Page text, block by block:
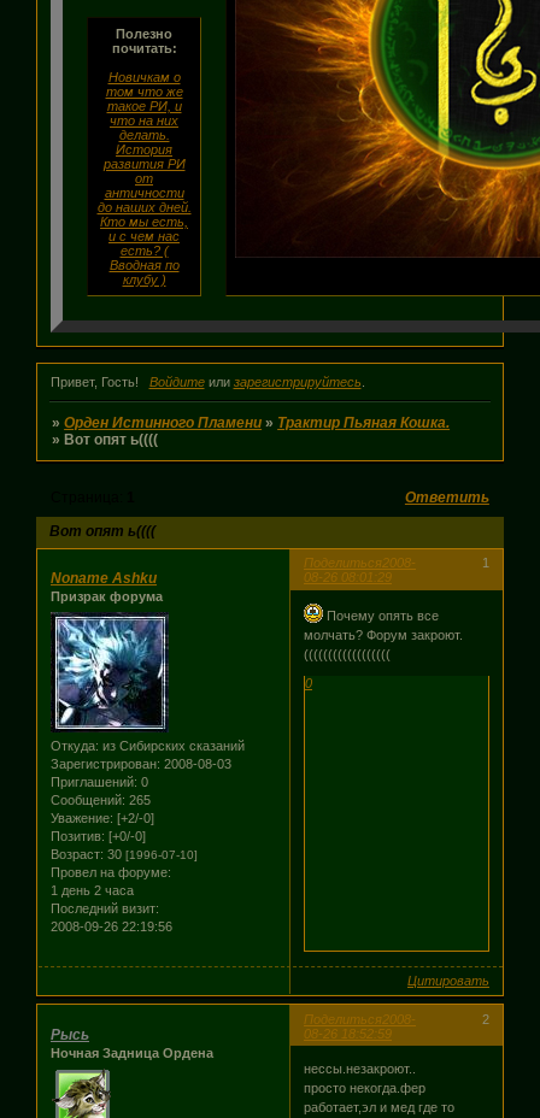
Полезно
почитать:
Новичкам о
том что же
такое РИ, и
что на них
делать.
История
развития РИ
от
античности
до наших дней.
Кто мы есть,
и с чем нас
есть? (
Вводная по
клубу )
Привет, Гость! Войдитеили зарегистрируйтесь
»Орден Истинного Пламени » Трактир Пьяная Кошка.
» Вот опят ь((((
Вот опят ь((((
Ответить
Поделиться 1
2008-
08-26 08:01:29
Noname Ashku
Призрак форума
Откуда: из Сибирских сказаний
Зарегистрирован: 2008-08-03
Приглашений: 0
Сообщений: 265
Уважение: [+2/-0]
Позитив: [+0/-0]
Возраст: 30 [1996-07-10]
Провел на форуме:
1 день 2 часа
Последний визит:
2008-09-26 22:19:56
Почему опять все
молчать? Форум закроют.
((((((((((((((((((
0
Цитировать
Поделиться 2
2008-
08-26 18:52:59
Рысь
Ночная Задница Ордена
нессы.незакроют..
просто некогда.фер
работает,эл и мед где то